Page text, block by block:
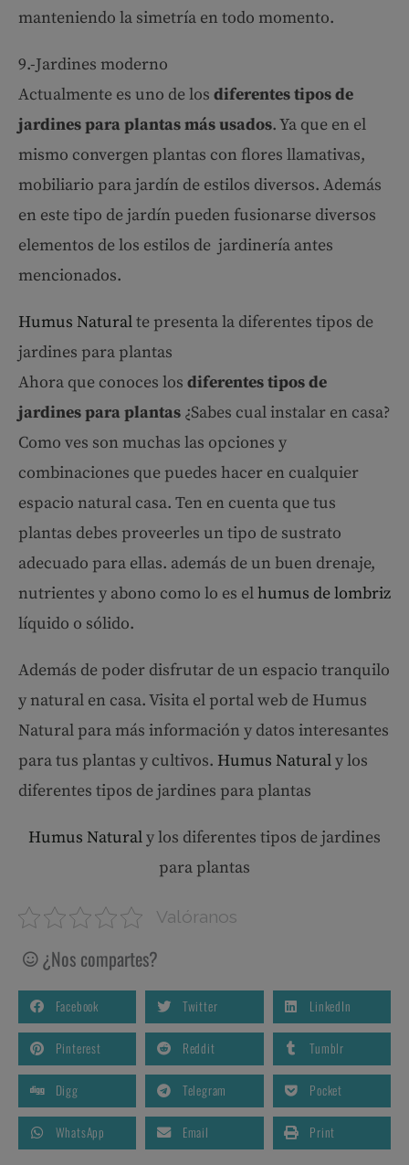
manteniendo la simetría en todo momento.
9.-Jardines moderno
Actualmente es uno de los diferentes tipos de
jardines para plantas más usados. Ya que en el
mismo convergen plantas con flores llamativas,
mobiliario para jardín de estilos diversos. Además
en este tipo de jardín pueden fusionarse diversos
elementos de los estilos de jardinería antes
mencionados.
Humus Naturalte presenta la diferentes tipos de
jardines para plantas
Ahora que conoces los diferentes tipos de
jardines para plantas ¿Sabes cual instalar en casa?
Como ves son muchas las opciones y
combinaciones que puedes hacer en cualquier
espacio natural casa. Ten en cuenta que tus
plantas debes proveerles un tipo de sustrato
adecuado para ellas. además de un buen drenaje,
nutrientes y abono como lo es elhumus de lombriz
líquido o sólido.
Además de poder disfrutar de un espacio tranquilo
y natural en casa. Visita el portal web de Humus
Natural para más información y datos interesantes
para tus plantas y cultivos. Humus Naturaly los
diferentes tipos de jardines para plantas
Humus Naturaly los diferentes tipos de jardines
para plantas
Valóranos
¿Nos compartes?
Facebook Twitter LinkedIn
Pinterest Reddit Tumblr
Digg Telegram Pocket
WhatsApp Email Print